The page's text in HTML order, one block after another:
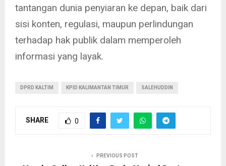
tantangan dunia penyiaran ke depan, baik dari
sisi konten, regulasi, maupun perlindungan
terhadap hak publik dalam memperoleh
informasi yang layak.
DPRD KALTIM KPID KALIMANTAN TIMUR SALEHUDDIN
SHARE 0
PREVIOUS POST